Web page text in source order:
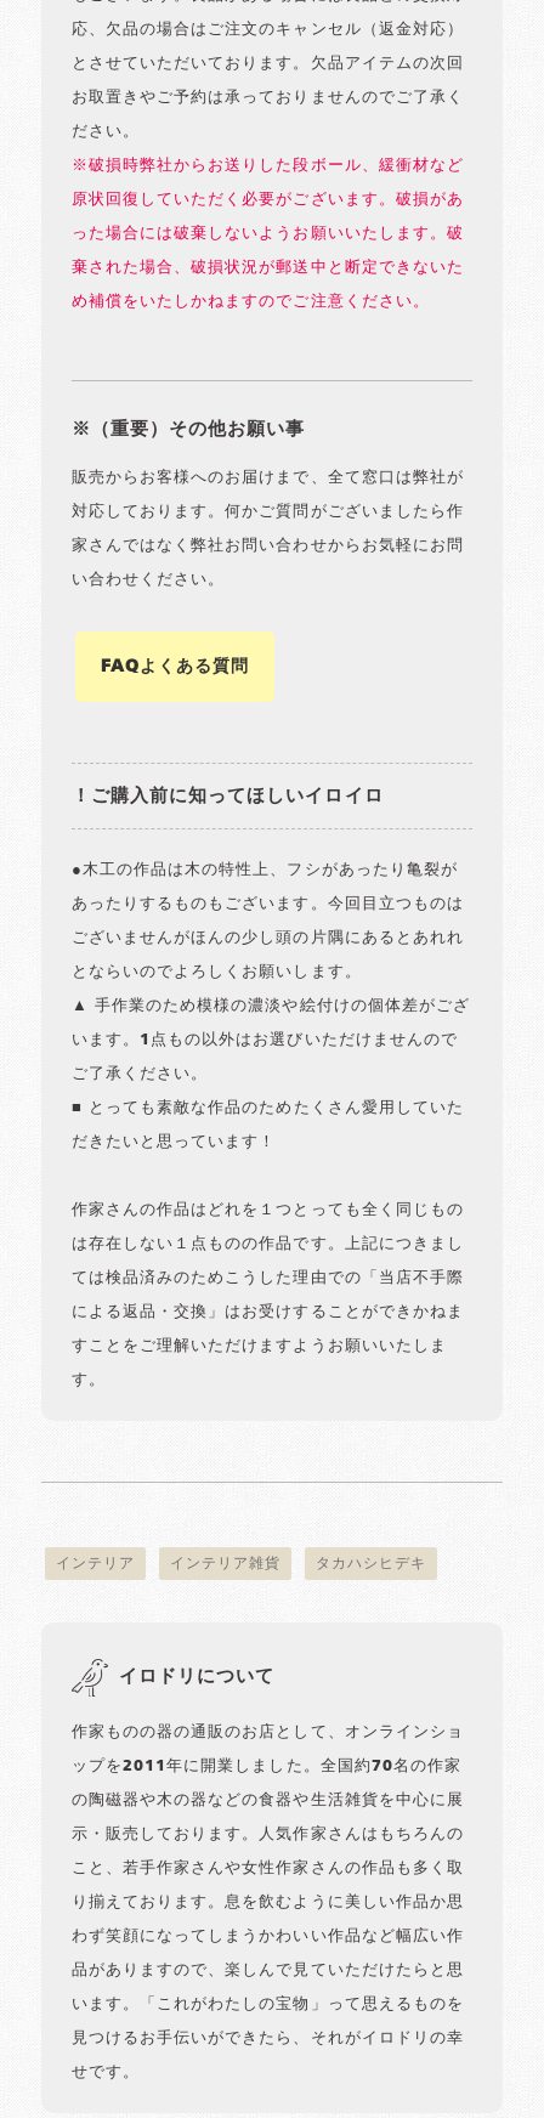
応、欠品の場合はご注文のキャンセル（返金対応）
とさせていただいております。欠品アイテムの次回
お取置きやご予約は承っておりませんのでご了承く
ださい。
※破損時弊社からお送りした段ボール、緩衝材など
原状回復していただく必要がございます。破損があ
った場合には破棄しないようお願いいたします。破
棄された場合、破損状況が郵送中と断定できないた
め補償をいたしかねますのでご注意ください。
※（重要）その他お願い事
販売からお客様へのお届けまで、全て窓口は弊社が
対応しております。何かご質問がございましたら作
家さんではなく弊社お問い合わせからお気軽にお問
い合わせください。
FAQよくある質問
！ご購入前に知ってほしいイロイロ
●木工の作品は木の特性上、フシがあったり亀裂が
あったりするものもございます。今回目立つものは
ございませんがほんの少し頭の片隅にあるとあれれ
とならいのでよろしくお願いします。
▲ 手作業のため模様の濃淡や絵付けの個体差がござ
います。1点もの以外はお選びいただけませんので
ご了承ください。
■ とっても素敵な作品のためたくさん愛用していた
だきたいと思っています！
作家さんの作品はどれを１つとっても全く同じもの
は存在しない１点ものの作品です。上記につきまし
ては検品済みのためこうした理由での「当店不手際
による返品・交換」はお受けすることができかねま
すことをご理解いただけますようお願いいたしま
す。
インテリア インテリア雑貨 タカハシヒデキ
イロドリについて
作家ものの器の通販のお店として、オンラインショ
ップを2011年に開業しました。全国約70名の作家
の陶磁器や木の器などの食器や生活雑貨を中心に展
示・販売しております。人気作家さんはもちろんの
こと、若手作家さんや女性作家さんの作品も多く取
り揃えております。息を飲むように美しい作品か思
わず笑顔になってしまうかわいい作品など幅広い作
品がありますので、楽しんで見ていただけたらと思
います。「これがわたしの宝物」って思えるものを
見つけるお手伝いができたら、それがイロドリの幸
せです。